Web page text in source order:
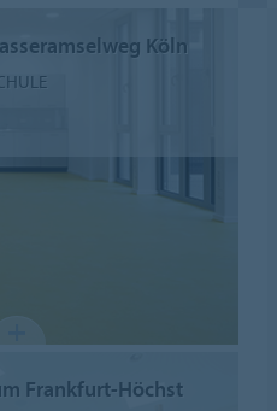
Köln
Frankfurt-Höchst